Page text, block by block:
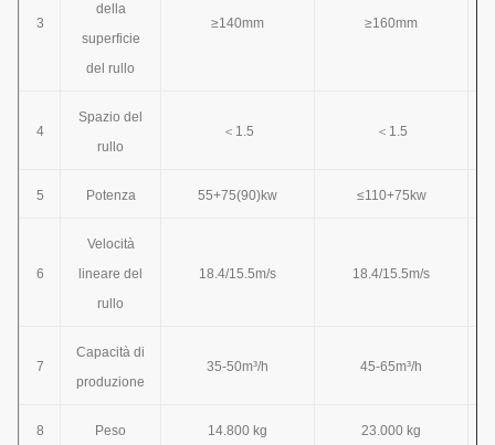
3
della
superficie
del rullo
≥140mm ≥160mm
4
Spazio del
rullo
＜1.5 ＜1.5
5 Potenza 55+75(90)kw ≤110+75kw
6
Velocità
lineare del
rullo
18.4/15.5m/s 18.4/15.5m/s
7
Capacità di
produzione
35-50m³/h 45-65m³/h
8 Peso 14.800 kg 23.000 kg